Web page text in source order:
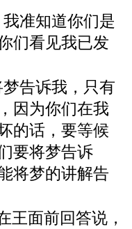
准知道你们是
们看见我已发
告诉我，只有
因为你们在我
的话，要等候
要将梦告诉
将梦的讲解告
面前回答说，